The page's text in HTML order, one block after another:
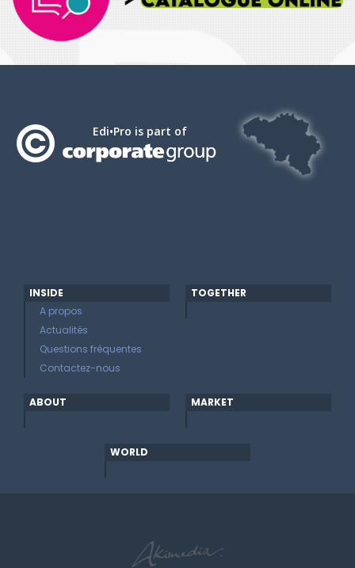
Edi•Pro is part of
INSIDE
A propos
Actualités
Questions fréquentes
Contactez-nous
TOGETHER
ABOUT MARKET
WORLD